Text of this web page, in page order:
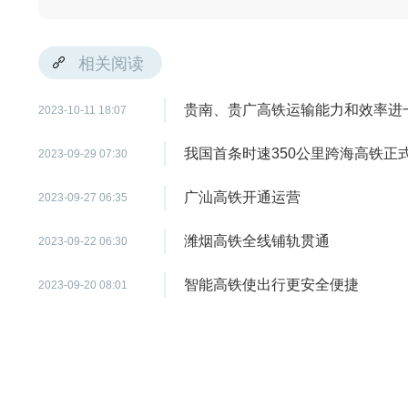
相关阅读
2023-10-11 18:07 贵南、贵广高铁运输能力和效率进
2023-09-29 07:30 我国首条时速350公里跨海高铁正
2023-09-27 06:35 广汕高铁开通运营
2023-09-22 06:30 潍烟高铁全线铺轨贯通
2023-09-20 08:01 智能高铁使出行更安全便捷